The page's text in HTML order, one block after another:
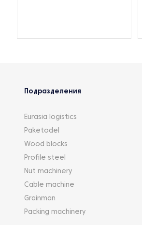
Подразделения
Eurasia logistics
Paketodel
Wood blocks
Profile steel
Nut machinery
Cable machine
Grainman
Packing machinery